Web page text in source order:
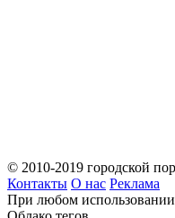
© 2010-2019 городской
Контакты О нас Реклама
При любом использовании